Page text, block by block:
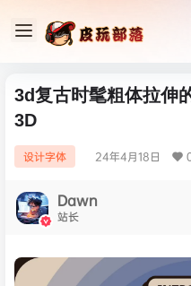
3d复古时髦粗体拉伸
3D
设计字体 24年4月18日
Dawn
站长